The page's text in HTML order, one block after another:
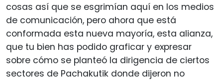
cosas así que se esgrimían aquí en los medios
de comunicación, pero ahora que está
conformada esta nueva mayoría, esta alianza,
que tu bien has podido graficar y expresar
sobre cómo se planteó la dirigencia de ciertos
sectores de Pachakutik donde dijeron no